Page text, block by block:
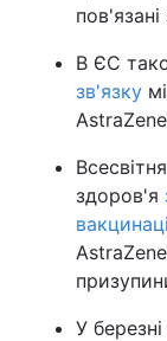
В ЄС
зв'язку
здоров'я
У